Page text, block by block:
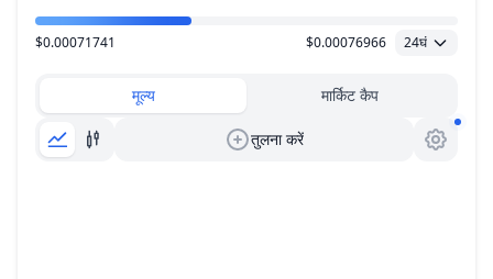
मूल्य सीमा
$0.00071741 $0.00076966 24घं
मूल्य मार्किट कैप
तुलना करें